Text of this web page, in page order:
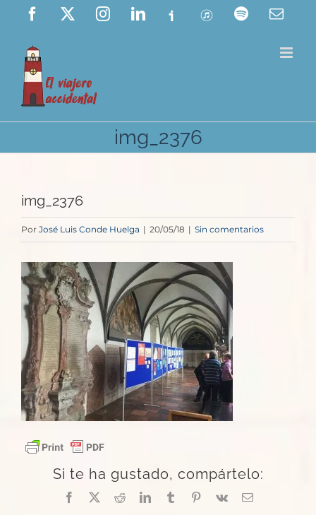
Saltar
contenido
Facebook InstagramLinkedIn
Ivoox ITunes Spotify
img_2376
img_2376
Por José Luis Conde Huelga | 20/05/18 | Sin comentarios
Si te ha gustado, compártelo:
Facebook
X RedditLinkedInTumblrPinterest
Vk
Correo